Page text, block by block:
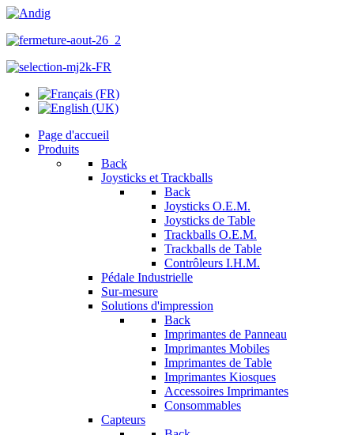
Page d'accueil
Produits
Back
Joysticks et Trackballs
Back
Joysticks O.E.M.
Joysticks de Table
Trackballs O.E.M.
Trackballs de Table
Contrôleurs I.H.M.
Pédale Industrielle
Sur-mesure
Solutions d'impression
Back
Imprimantes de Panneau
Imprimantes Mobiles
Imprimantes de Table
Imprimantes Kiosques
Accessoires Imprimantes
Consommables
Capteurs